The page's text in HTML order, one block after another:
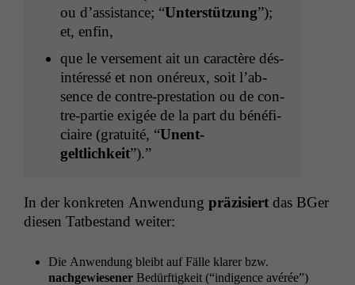
ou d’as­sis­tance; “Unter­stützung”);
et, enfin,
que le verse­ment ait un car­ac­tère dés­
in­téressé et non onéreux, soit l’ab­
sence de con­tre-presta­tion ou de con­
tre-par­tie exigée de la part du béné­fi­
ci­aire (gra­tu­ité, “Unent­
geltlichkeit”).”
In der konkreten Anwen­dung präzisiert das BGer
diesen Tatbe­stand weiter:
Die Anwen­dung bleibt auf Fälle klar­er bzw.
nachgewiesen­er Bedürftigkeit (“indi­gence avérée”)